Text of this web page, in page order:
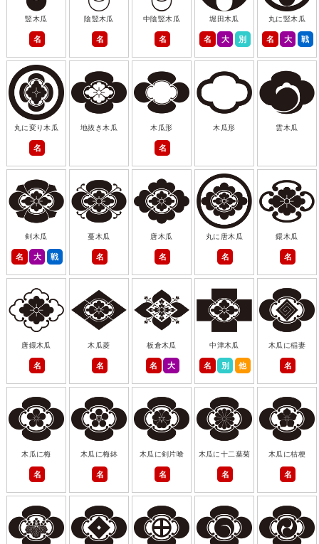
竪木瓜
名
陰竪木瓜
名
中陰竪木瓜
名
堀田木瓜
名 大 別
丸に竪木瓜
名 大 戦
丸に変り木瓜
名
地抜き木瓜 木瓜形
名
木瓜形 雲木瓜
剣木瓜
名 大 戦
蔓木瓜
名
唐木瓜
名
丸に唐木瓜
名
鐶木瓜
名
唐鐶木瓜
名
木瓜菱
名
板倉木瓜
名 大
中津木瓜
名 別 他
木瓜に稲妻
名
木瓜に梅
名
木瓜に梅鉢
名
木瓜に剣片喰
名
木瓜に十二葉菊
名
木瓜に桔梗
名